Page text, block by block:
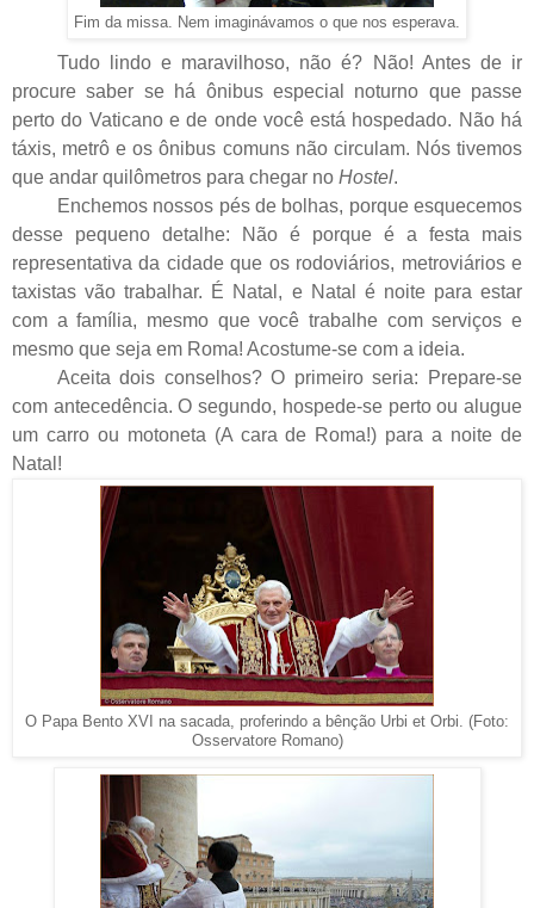
Fim da missa. Nem imaginávamos o que nos esperava.
Tudo lindo e maravilhoso, não é? Não! Antes de ir
procure saber se há ônibus especial noturno que passe
perto do Vaticano e de onde você está hospedado. Não há
táxis, metrô e os ônibus comuns não circulam. Nós tivemos
que andar quilômetros para chegar no Hostel.
Enchemos nossos pés de bolhas, porque esquecemos
desse pequeno detalhe: Não é porque é a festa mais
representativa da cidade que os rodoviários, metroviários e
taxistas vão trabalhar. É Natal, e Natal é noite para estar
com a família, mesmo que você trabalhe com serviços e
mesmo que seja em Roma! Acostume-se com a ideia.
Aceita dois conselhos? O primeiro seria: Prepare-se
com antecedência. O segundo, hospede-se perto ou alugue
um carro ou motoneta (A cara de Roma!) para a noite de
Natal!
O Papa Bento XVI na sacada, proferindo a bênção Urbi et Orbi. (Foto:
Osservatore Romano)